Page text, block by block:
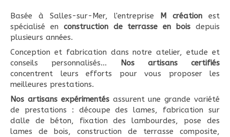
Basée à Salles-sur-Mer, l'entreprise M création est
spécialisé en construction de terrasse en bois depuis
plusieurs années.
Conception et fabrication dans notre atelier, etude et
conseils personnalisés...
Nos artisans certifiés
concentrent leurs efforts pour vous proposer les
meilleures prestations.
Nos artisans expérimentésassurent une grande variété
de prestations : découpe des lames, fabrication sur
dalle de béton, fixation des lambourdes, pose des
lames de bois, construction de terrasse composite,